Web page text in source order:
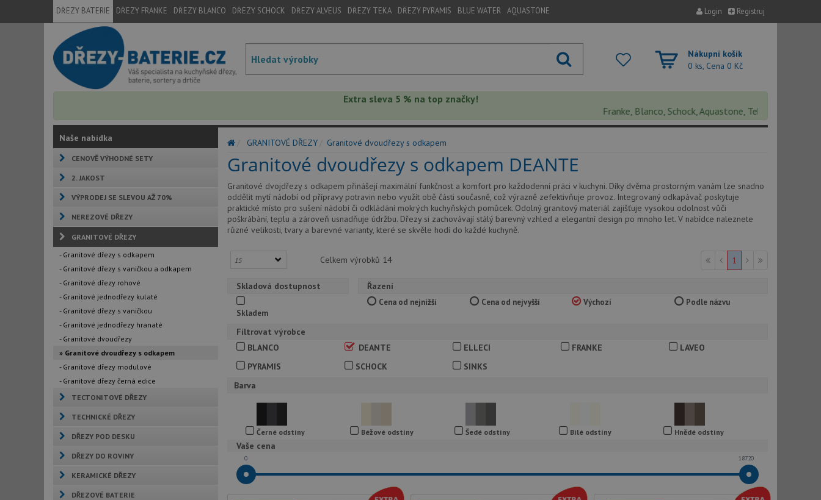
DŘEZY BATERIE DŘEZY FRANKE DŘEZY BLANCO DŘEZY SCHOCK DŘEZY ALVEUS DŘEZY TEKA DŘEZY PYRAMIS BLUE WATER AQUASTONE Login Registruj
Nákupní košík
0 ks, Cena 0 Kč
Extra sleva 5 % na top značky!
Franke, Blanco, Schock, Aquastone, Teka, Helika,
Naše nabídka
CENOVĚ VÝHODNÉ SETY
2. JAKOST
VÝPRODEJ SE SLEVOU AŽ 70%
NEREZOVÉ DŘEZY
GRANITOVÉ DŘEZY
- Granitové dřezy s odkapem
- Granitové dřezy s vaničkou a odkapem
- Granitové dřezy rohové
- Granitové jednodřezy kulaté
- Granitové dřezy s vaničkou
- Granitové jednodřezy hranaté
- Granitové dvoudřezy
» Granitové dvoudřezy s odkapem
- Granitové dřezy modulové
- Granitové dřezy černá edice
TECTONITOVÉ DŘEZY
TECHNICKÉ DŘEZY
DŘEZY POD DESKU
DŘEZY DO ROVINY
KERAMICKÉ DŘEZY
DŘEZOVÉ BATERIE
GRANITOVÉ DŘEZY Granitové dvoudřezy s odkapem
Granitové dvoudřezy s odkapem DEANTE
Granitové dvojdřezy s odkapem přinášejí maximální funkčnost a komfort pro každodenní práci v kuchyni. Díky dvěma prostorným vanám lze snadno
oddělit mytí nádobí od přípravy potravin nebo využít obě části současně, což výrazně zefektivňuje provoz. Integrovaný odkapávač poskytuje
praktické místo pro sušení nádobí či odkládání mokrých kuchyňských pomůcek. Odolný granitový materiál zajišťuje vysokou odolnost vůči
poškrábání, teplu a zároveň usnadňuje údržbu. Dřezy si zachovávají stálý barevný vzhled a elegantní design po mnoho let. V nabídce naleznete
různé velikosti, tvary a barevné varianty, které se skvěle hodí do každé kuchyně.
Celkem výrobků 14 1
Skladová dostupnost
Skladem
Řazení
Cena od nejnižší Cena od nejvyšší Výchozí Podle názvu
Filtrovat výrobce
BLANCO
DEANTE ELLECI FRANKE
LAVEO
PYRAMIS
SCHOCK
SINKS
Barva
Černé odstíny Béžové odstíny Šedé odstíny Bílé odstíny Hnědé odstíny
Vaše cena
0 18720